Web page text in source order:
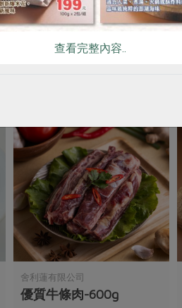
660公克/2片(含包冰率10~12%)
冷凍
舍利蓮有限公司
優質牛條肉-600g
查看完整內容..